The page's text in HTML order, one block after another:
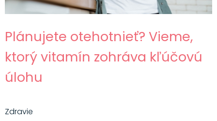
Plánujete otehotnieť? Vieme,
ktorý vitamín zohráva kľúčovú
úlohu
Zdravie